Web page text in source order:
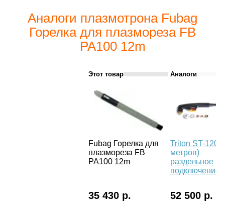
Аналоги плазмотрона Fubag
Горелка для плазмореза FB
PA100 12m
Этот товар Аналоги
Fubag Горелка для
плазмореза FB
PA100 12m
Triton ST-120
метров)
раздельное
подключение
35 430 р. 52 500 р.